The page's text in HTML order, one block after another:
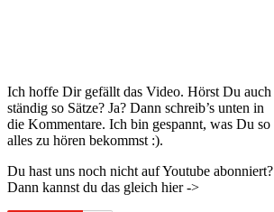
Ich hoffe Dir gefällt das Video. Hörst Du auch
ständig so Sätze? Ja? Dann schreib’s unten in
die Kommentare. Ich bin gespannt, was Du so
alles zu hören bekommst :).
Du hast uns noch nicht auf Youtube abonniert?
Dann kannst du das gleich hier ->